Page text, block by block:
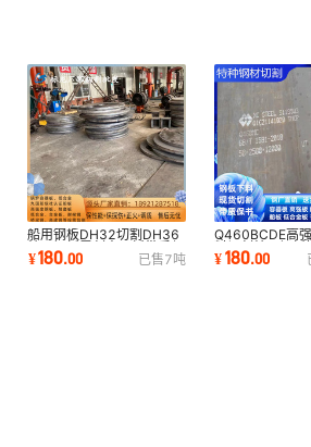
船用钢板DH32切割DH36
特厚钢板零割中厚板带质保
书船级社认证
¥180.00 已售7吨
Q460BCDE高
料切割特厚钢
下料厂家直销
¥180.00